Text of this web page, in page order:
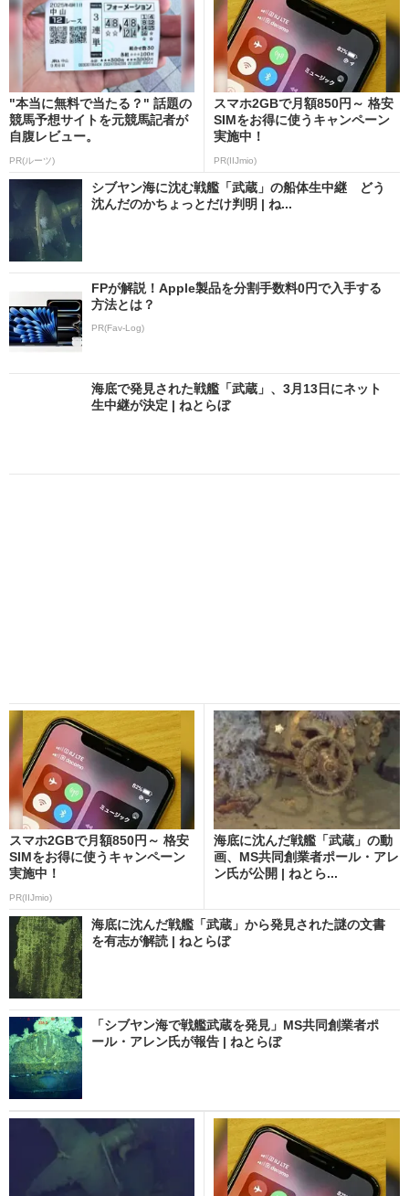
"本当に無料で当たる？" 話題の
競馬予想サイトを元競馬記者が
自腹レビュー。
PR(ルーツ)
スマホ2GBで月額850円～ 格安
SIMをお得に使うキャンペーン
実施中！
PR(IIJmio)
シブヤン海に沈む戦艦「武蔵」の船体生中継 どう
沈んだのかちょっとだけ判明 | ね...
FPが解説！Apple製品を分割手数料0円で入手する
方法とは？
PR(Fav-Log)
海底で発見された戦艦「武蔵」、3月13日にネット
生中継が決定 | ねとらぼ
スマホ2GBで月額850円～ 格安
SIMをお得に使うキャンペーン
実施中！
PR(IIJmio)
海底に沈んだ戦艦「武蔵」の動
画、MS共同創業者ポール・アレ
ン氏が公開 | ねとら...
海底に沈んだ戦艦「武蔵」から発見された謎の文書
を有志が解読 | ねとらぼ
「シブヤン海で戦艦武蔵を発見」MS共同創業者ポ
ール・アレン氏が報告 | ねとらぼ